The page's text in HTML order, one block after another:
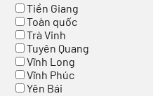
Tiền Giang
Toàn quốc
Trà Vinh
Tuyên Quang
Vĩnh Long
Vĩnh Phúc
Yên Bái